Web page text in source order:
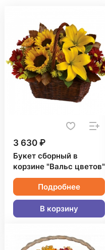
3 630 ₽
Букет сборный в
корзине "Вальс цветов"
Подробнее
В корзину